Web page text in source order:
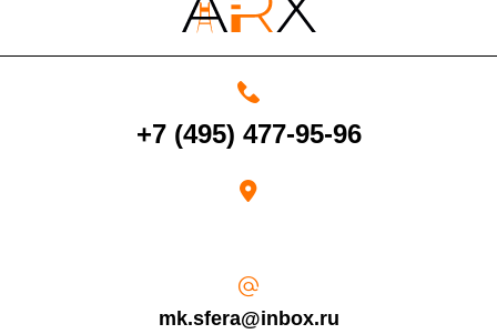
4000 руб. в рабочее время
момента получения товара.
счет в течение 5-30 рабочих дней (срок зависит от банка, который
+7 (495) 477-95-96
mk.sfera@inbox.ru